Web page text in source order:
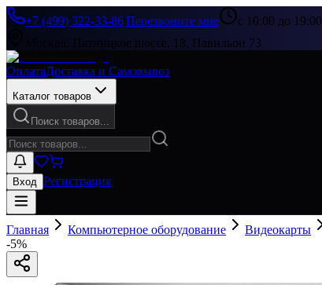
+7 (499) 322-33-86|Перезвоните мне
с 10:00 до 19:00
Москва, Пятницкое шоссе, 18, Павильон 73
ОплатаДоставка и Самовывоз
Каталог товаров
Поиск товаров...
Вход Регистрация
Главная Компьютерное оборудование Видеокарты
-5%